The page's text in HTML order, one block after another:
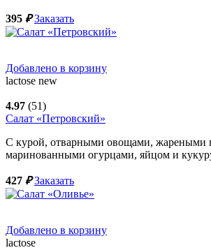
395 ₽ Заказать
Добавлено в корзину
lactose new
4.97 (51)
Салат «Петровский»
С курой, отварными овощами, жареными
маринованными огурцами, яйцом и
427 ₽ Заказать
Добавлено в корзину
lactose